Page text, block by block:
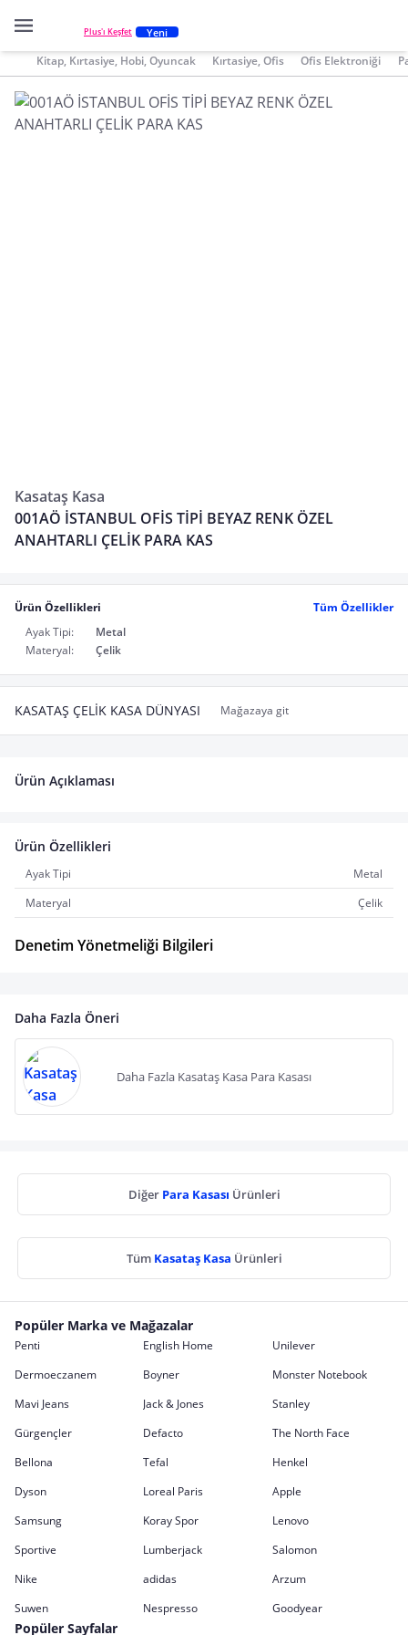
Plus'ı Keşfet Yeni
Kitap, Kırtasiye, Hobi, Oyuncak Kırtasiye, Ofis Ofis Elektroniği
Kasataş Kasa
001AÖ İSTANBUL OFİS TİPİ BEYAZ RENK ÖZEL
ANAHTARLI ÇELİK PARA KAS
Ürün Özellikleri
Tüm Özellikler
Ayak Tipi:
Metal
Materyal:
Çelik
KASATAŞ ÇELİK KASA DÜNYASI Mağazaya git
Ürün Açıklaması
Ürün Özellikleri
Ayak Tipi
Metal
Materyal
Çelik
Denetim Yönetmeliği Bilgileri
Daha Fazla Öneri
Daha Fazla Kasataş Kasa Para Kasası
Diğer Para Kasası Ürünleri
Tüm Kasataş Kasa Ürünleri
Popüler Marka ve Mağazalar
Penti English Home
Unilever
Dermoeczanem
Boyner
Monster Notebook
Mavi Jeans
Jack & Jones
Stanley
Gürgençler
Defacto
The North Face
Bellona
Tefal
Henkel
Dyson
Loreal Paris
Apple
Samsung
Koray Spor
Lenovo
Sportive
Lumberjack
Salomon
Nike
adidas
Arzum
Suwen
Nespresso Goodyear
Popüler Sayfalar